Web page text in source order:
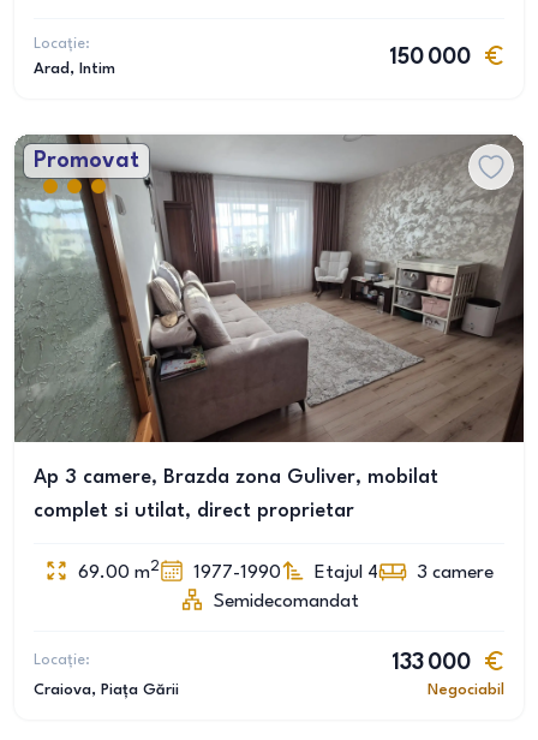
Locație:
Arad , Intim
150 000
Promovat
Ap 3 camere, Brazda zona Guliver, mobilat
complet si utilat, direct proprietar
69.00 m2 1977-1990 Etajul 4 3 camere
Semidecomandat
Locație:
Craiova, Piața Gării
133 000
Negociabil